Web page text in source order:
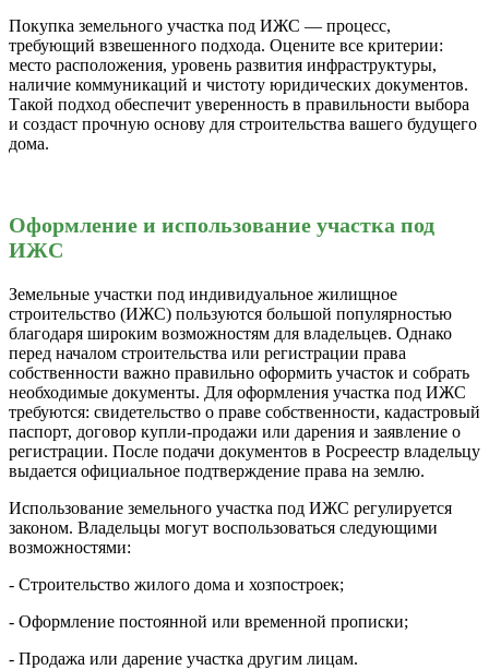
Покупка земельного участка под ИЖС — процесс,
требующий взвешенного подхода. Оцените все критерии:
место расположения, уровень развития инфраструктуры,
наличие коммуникаций и чистоту юридических документов.
Такой подход обеспечит уверенность в правильности выбора
и создаст прочную основу для строительства вашего будущего
дома.
Оформление и использование участка под
ИЖС
Земельные участки под индивидуальное жилищное
строительство (ИЖС) пользуются большой популярностью
благодаря широким возможностям для владельцев. Однако
перед началом строительства или регистрации права
собственности важно правильно оформить участок и собрать
необходимые документы. Для оформления участка под ИЖС
требуются: свидетельство о праве собственности, кадастровый
паспорт, договор купли-продажи или дарения и заявление о
регистрации. После подачи документов в Росреестр владельцу
выдается официальное подтверждение права на землю.
Использование земельного участка под ИЖС регулируется
законом. Владельцы могут воспользоваться следующими
возможностями:
- Строительство жилого дома и хозпостроек;
- Оформление постоянной или временной прописки;
- Продажа или дарение участка другим лицам.